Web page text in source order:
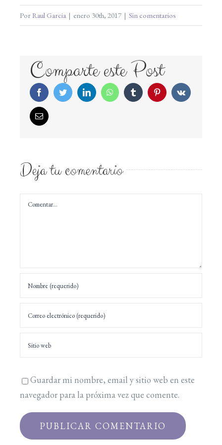
PorRaul Garcia | enero 30th, 2017 | Sin comentarios
Comparte este Post
FacebookTwitterLinkedInWhatsAppTumblr PinterestVk
Correo
electrónico
Deja tu comentario
Comentar
Guardar mi nombre, email y sitio web en este
navegador para la próxima vez que comente.